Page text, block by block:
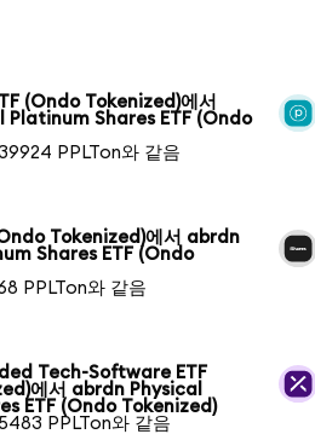
(Ondo Tokenized)에서
Platinum Shares ETF (Ondo
PPLTon와 같음
Tokenized)에서 abrdn
Shares ETF (Ondo
PPLTon와 같음
Tech-Software ETF
에서 abrdn Physical
ETF (Ondo Tokenized)
PPLTon와 같음